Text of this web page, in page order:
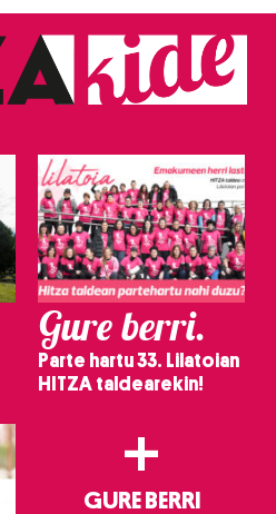
Gure berri.
Parte hartu 33. Lilatoian
HITZA taldearekin!
+
GURE BERRI